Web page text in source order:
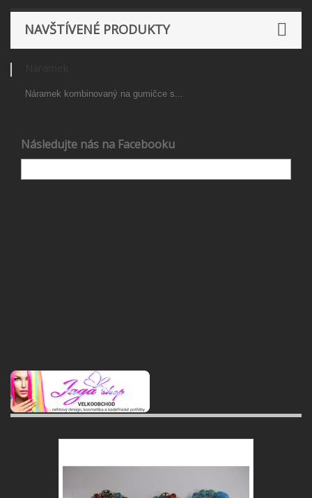
NAVŠTÍVENÉ PRODUKTY
Náramek kombinovaný na gumičce s...
Následujte nás na Facebooku